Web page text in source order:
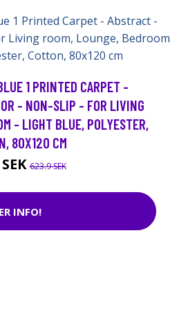
1 PRINTED CARPET -
- NON-SLIP - FOR LIVING
- LIGHT BLUE, POLYESTER,
80X120 CM
623.9 SEK
INFO!